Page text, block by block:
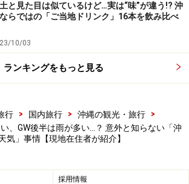
。この時期は夏休みとも重なり、沖縄
でもありますが、台風はいつ来てもお
ことを念頭に、旅の計画を立てるのが
ることが事前に分かっていたら、しっか
時間が短く、雨の日も多い場所です。
が不足しがちな沖縄の人にとって、雨
の。また、雨の日だからこそ楽しめる
ださいね。
と見た目は似ているけど…実は“味”が違う!? 沖
らではの「ご当地ドリンク」16本を飲み比べ
10/03
ランキングをもっと見る
行 > 国内旅行 > 沖縄の観光・旅行
>
、GW後半は雨が多い…？ 意外と知らない「沖
気」事情【現地在住者が紹介】
採用情報